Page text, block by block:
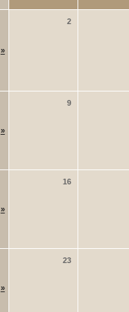
»
2
»
9
»
16
»
23